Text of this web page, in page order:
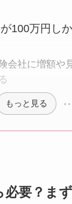
100万円し
会社に増額や
もっと見る
要？ま